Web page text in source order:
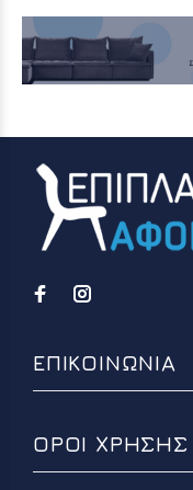
ΕΠΙΚΟΙΝΩΝΙΑ
ΟΡΟΙ ΧΡΗΣΗΣ